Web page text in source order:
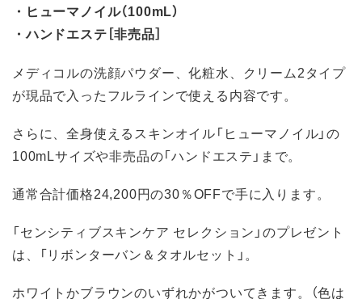
・ヒューマノイル（100mL）
・ハンドエステ［非売品］
メディコルの洗顔パウダー、化粧水、クリーム2タイプ
が現品で入ったフルラインで使える内容です。
さらに、全身使えるスキンオイル「ヒューマノイル」の
100mLサイズや非売品の「ハンドエステ」まで。
通常合計価格24,200円の30％OFFで手に入ります。
「センシティブスキンケア セレクション」のプレゼント
は、「リボンターバン＆タオルセット」。
ホワイトかブラウンのいずれかがついてきます。（色は